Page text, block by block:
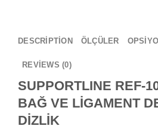
DESCRIPTION ÖLÇÜLER
REVIEWS (0)
SUPPORTLINE REF-
BAĞ VE LİGAMENT
DİZLİK